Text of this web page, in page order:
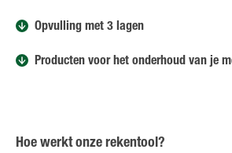
Opvulling met 3 lagen
Producten voor het onderhoud van je
Hoe werkt onze rekentool?